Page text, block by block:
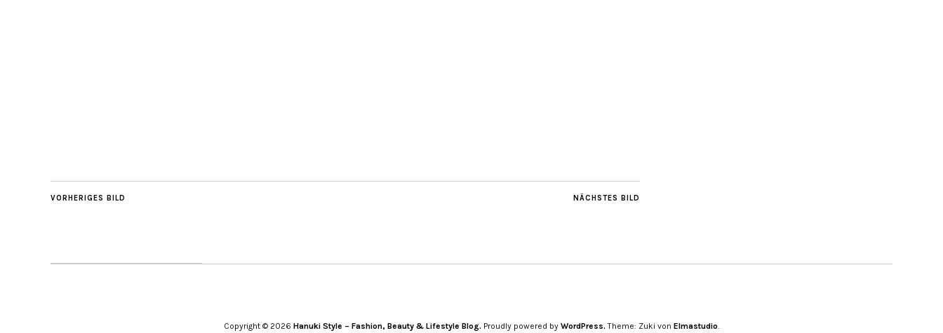
NÄCHSTES BILD
VORHERIGES BILD
Copyright © 2026 Hanuki Style – Fashion, Beauty & Lifestyle Blog. Proudly powered by WordPress. Theme: Zuki von Elmastudio.